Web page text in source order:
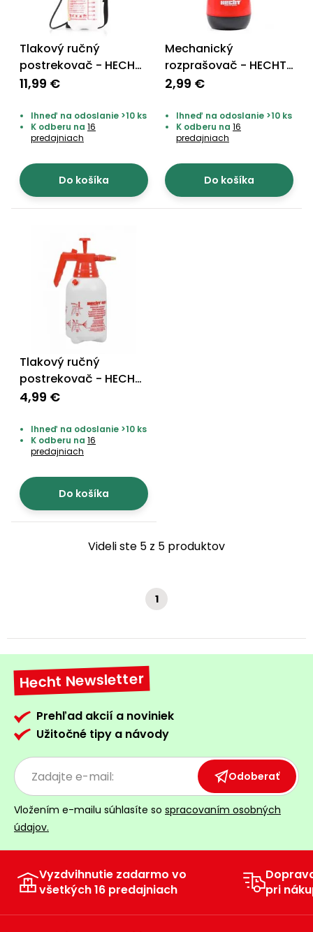
vozíky
Čerpadlá
a
vodárne
Vysokotlakové
Zametacie
Snežné
frézy
a lopaty
na sneh
Postrekovače
Príslušenstvo
Navijaky
Príslušenstvo
Tlakový ručný
postrekovač - HECHT
405
11,99 €
Ihneď na odoslanie >10 ks
K odberu na 16
predajniach
Do košíka
Mechanický
rozprašovač - HECHT
401
2,99 €
Ihneď na odoslanie >10 ks
K odberu na 16
predajniach
Do košíka
Tlakový ručný
postrekovač - HECHT
415V
4,99 €
Ihneď na odoslanie >10 ks
K odberu na 16
predajniach
Do košíka
Videli ste 5 z 5 produktov
1
Hecht Newsletter
Prehľad akcií a noviniek
Užitočné tipy a návody
Odoberať
Vložením e-mailu súhlasíte so spracovaním osobných
údajov.
Vyzdvihnutie zadarmo vo
všetkých 16 predajniach
pri